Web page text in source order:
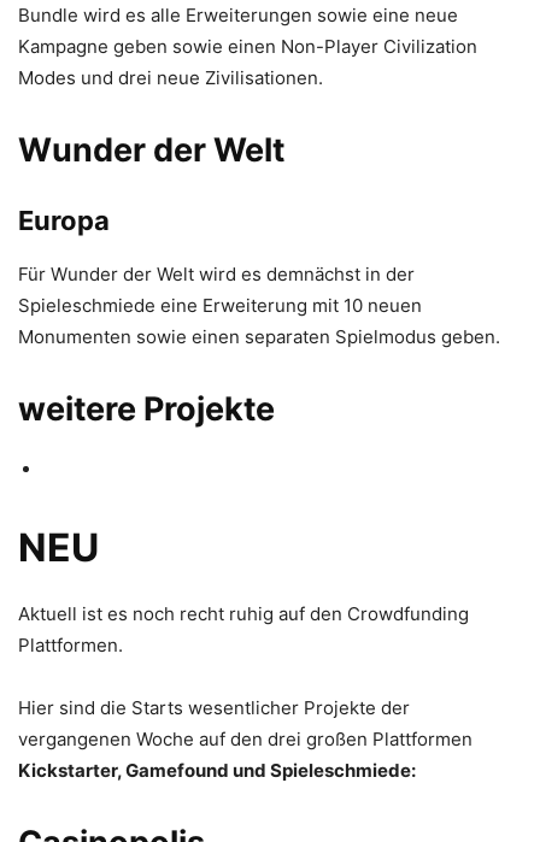
Bundle wird es alle Erweiterungen sowie eine neue
Kampagne geben sowie einen Non-Player Civilization
Modes und drei neue Zivilisationen.
Wunder der Welt
Europa
Für Wunder der Welt wird es demnächst in der
Spieleschmiede eine Erweiterung mit 10 neuen
Monumenten sowie einen separaten Spielmodus geben.
weitere Projekte
NEU
Aktuell ist es noch recht ruhig auf den Crowdfunding
Plattformen.
Hier sind die Starts wesentlicher Projekte der
vergangenen Woche auf den drei großen Plattformen
Kickstarter, Gamefound und Spieleschmiede: